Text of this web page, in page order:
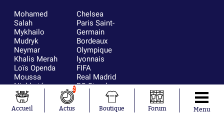
Mohamed
Salah
Mykhailo
Mudryk
Neymar
Khalis Merah
Loïs Openda
Moussa
Niakhaté
Nicolás
Tagliafico
Pavel Šulc
Chelsea
Paris Saint-
Germain
Bordeaux
Olympique
lyonnais
FIFA
Real Madrid
RC Strasbourg
AC Milan
RC Lens
Accueil
2
Actus Boutique Forum Menu